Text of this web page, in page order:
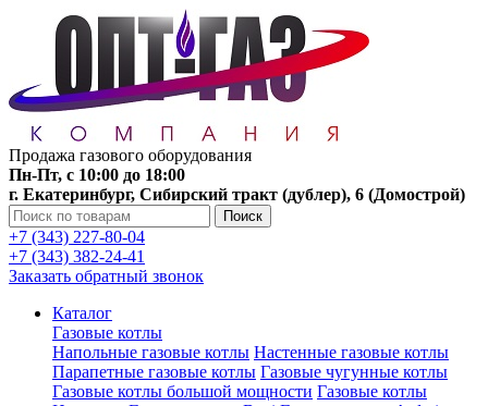
Продажа газового оборудования
Пн-Пт, с 10:00 до 18:00
г. Екатеринбург, Сибирский тракт (дублер), 6 (Домострой)
Поиск
+7 (343) 227-80-04
+7 (343) 382-24-41
Заказать обратный звонок
Каталог
Газовые котлы
Напольные газовые котлы Настенные газовые котлы
Парапетные газовые котлы Газовые чугунные котлы
Газовые котлы большой мощности Газовые котлы